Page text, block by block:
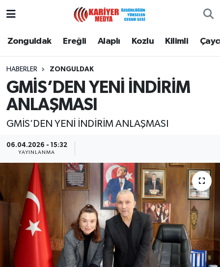
Zonguldak Ereğli Alaplı Kozlu Kilimli
HABERLER ZONGULDAK
GMİS’DEN YENİ İNDİRİM
ANLAŞMASI
GMİS’DEN YENİ İNDİRİM ANLAŞMASI
06.04.2026 - 15:32
YAYINLANMA
Zonguldak
Alaplı
Kozlu
Çaycuma
Gökçebey
Devrek
Özel
Zonguldak Nöbetçi Eczaneler
Zonguldak Namaz Vakitleri
Zonguldak Trafik Yoğunluk Haritası
Tüm Manşetler
Son Dakika Haberleri
Haber Arşivi